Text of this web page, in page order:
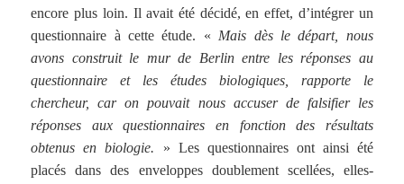
encore plus loin. Il avait été décidé, en effet, d’intégrer un
questionnaire à cette étude. « Mais dès le départ, nous
avons construit le mur de Berlin entre les réponses au
questionnaire et les études biologiques, rapporte le
chercheur, car on pouvait nous accuser de falsifier les
réponses aux questionnaires en fonction des résultats
obtenus en biologie. » Les questionnaires ont ainsi été
placés dans des enveloppes doublement scellées, elles-